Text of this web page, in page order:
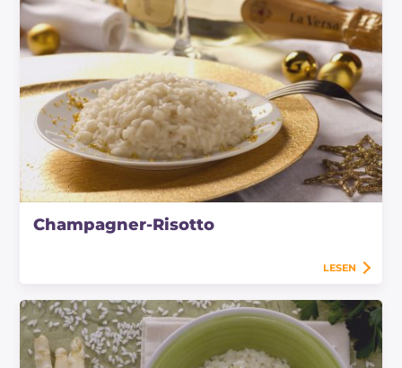
Champagner-Risotto
LESEN